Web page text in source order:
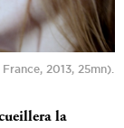
2013, 25mn).
la